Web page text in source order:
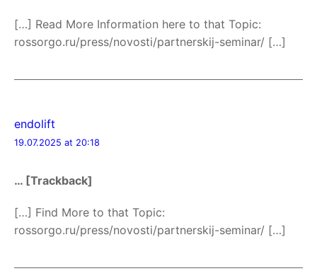
[…] Read More Information here to that Topic:
rossorgo.ru/press/novosti/partnerskij-seminar/ […]
endolift
19.07.2025 at 20:18
… [Trackback]
[…] Find More to that Topic:
rossorgo.ru/press/novosti/partnerskij-seminar/ […]